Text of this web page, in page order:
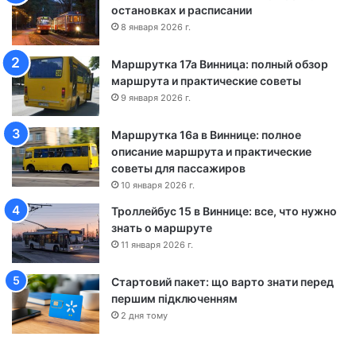
о
н
о
ш
а
-
Ч
е
р
к
а
с
с
ы
остановках и расписании
8 января 2026 г.
Маршрутка 17а Винница: полный обзор
маршрута и практические советы
9 января 2026 г.
Маршрутка 16а в Виннице: полное
описание маршрута и практические
советы для пассажиров
10 января 2026 г.
Троллейбус 15 в Виннице: все, что нужно
знать о маршруте
11 января 2026 г.
Стартовий пакет: що варто знати перед
першим підключенням
2 дня тому